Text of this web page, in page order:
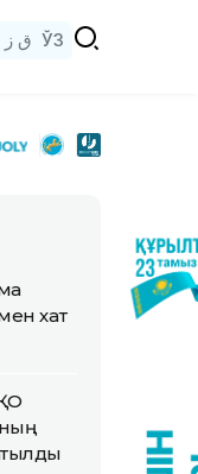
ق ز ЎЗ
хат